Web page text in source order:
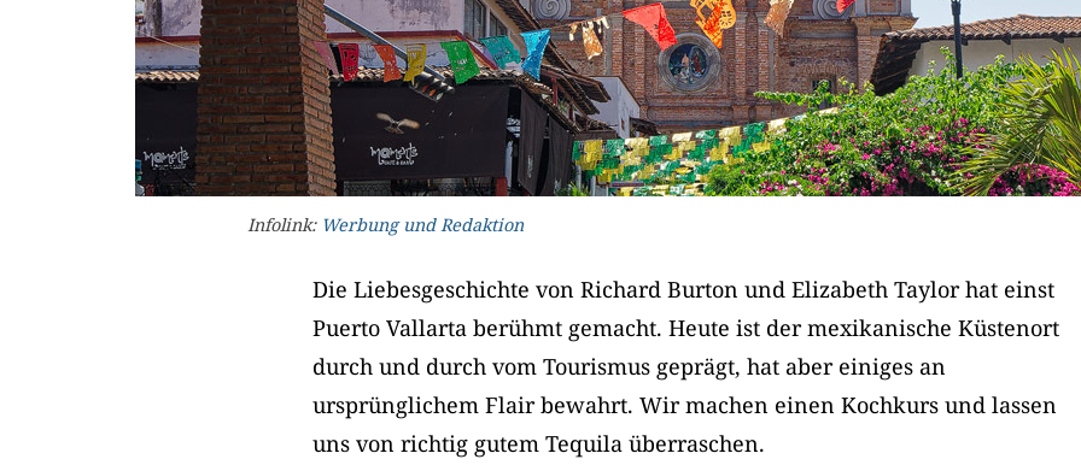
Infolink: Werbung und Redaktion
Die Liebesgeschichte von Richard Burton und Elizabeth Taylor hat einst
Puerto Vallarta berühmt gemacht. Heute ist der mexikanische Küstenort
durch und durch vom Tourismus geprägt, hat aber einiges an
ursprünglichem Flair bewahrt. Wir machen einen Kochkurs und lassen
uns von richtig gutem Tequila überraschen.